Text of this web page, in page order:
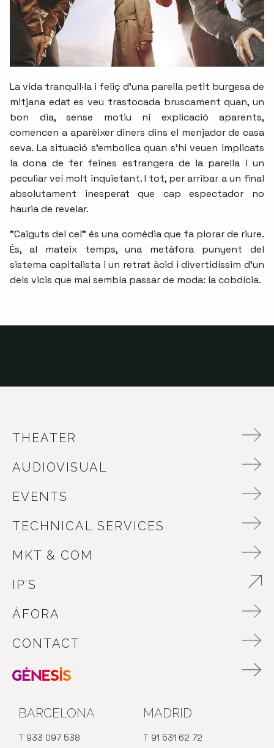
La vida tranquil·la i feliç d'una parella petit burgesa de
mitjana edat es veu trastocada bruscament quan, un
bon dia, sense motiu ni explicació aparents,
comencen a aparèixer diners dins el menjador de casa
seva. La situació s'embolica quan s'hi veuen implicats
la dona de fer feines estrangera de la parella i un
peculiar veí molt inquietant. I tot, per arribar a un final
absolutament inesperat que cap espectador no
hauria de revelar.
"Caiguts del cel" és una comèdia que fa plorar de riure.
És, al mateix temps, una metàfora punyent del
sistema capitalista i un retrat àcid i divertidíssim d'un
dels vicis que mai sembla passar de moda: la cobdícia.
THEATER
AUDIOVISUAL
EVENTS
TECHNICAL SERVICES
MKT & COM
IP’S
ÀFORA
CONTACT
BARCELONA
T 933 097 538
MADRID
T 91 531 62 72